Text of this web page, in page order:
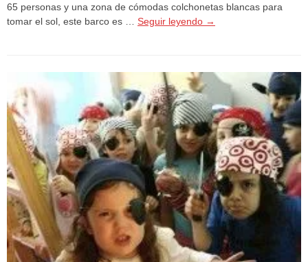
65 personas y una zona de cómodas colchonetas blancas para
tomar el sol, este barco es … Seguir leyendo →